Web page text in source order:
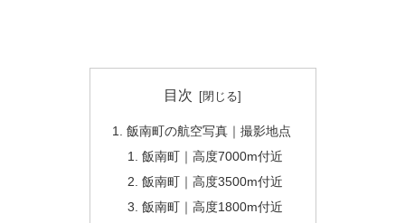
目次
飯南町の航空写真｜撮影地点
飯南町｜高度7000m付近
飯南町｜高度3500m付近
飯南町｜高度1800m付近